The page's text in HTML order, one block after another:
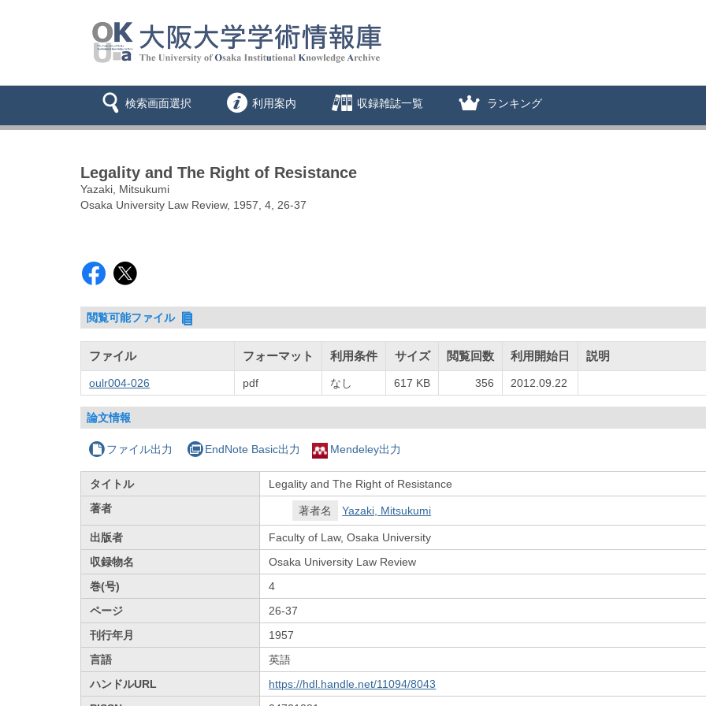
検索画面選択 利用案内 収録雑誌一覧 ランキング
Legality and The Right of Resistance
Yazaki, Mitsukumi
Osaka University Law Review, 1957, 4, 26-37
閲覧可能ファイル
ファイル フォーマット 利用条件 サイズ 閲覧回数 利用開始日 説明
oulr004-026 pdf なし 617 KB 356 2012.09.22
論文情報
ファイル出力 EndNote Basic出力 Mendeley出力
タイトル
Legality and The Right of Resistance
著者
著者名 Yazaki, Mitsukumi
出版者
Faculty of Law, Osaka University
収録物名
Osaka University Law Review
巻(号)
4
ページ
26-37
刊行年月
1957
言語
英語
ハンドルURL
https://hdl.handle.net/11094/8043